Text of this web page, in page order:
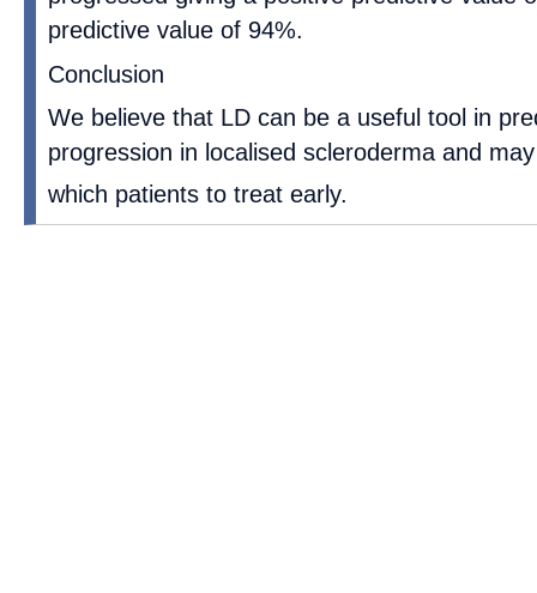
predictive value of 94%.
Conclusion
We believe that LD can be a useful tool in
progression in localised scleroderma and
which patients to treat early.